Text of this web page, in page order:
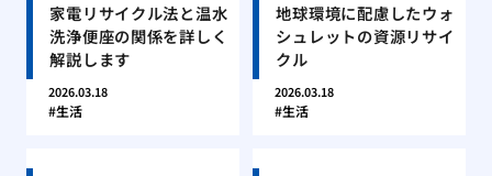
家電リサイクル法と温水
洗浄便座の関係を詳しく
解説します
2026.03.18
生活
地球環境に配慮したウォ
シュレットの資源リサイ
クル
2026.03.18
生活